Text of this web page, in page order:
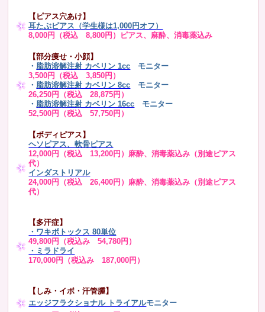
【ピアス穴あけ】
耳たぶピアス（学生様は1,000円オフ）
8,000円（税込 8,800円）ピアス、麻酔、消毒薬込み
【部分痩せ・小顔】
・ 脂肪溶解注射 カベリン 1cc モニター
3,500円（税込 3,850円）
・ 脂肪溶解注射 カベリン 8cc モニター
26,250円（税込 28,875円）
・ 脂肪溶解注射 カベリン 16cc
モニター
52,500円（税込 57,750円）
【ボディピアス】
ヘソピアス、軟骨ピアス
12,000円（税込 13,200円）麻酔、消毒薬込み（別途ピアス
代）
インダストリアル
24,000円（税込 26,400円）麻酔、消毒薬込み（別途ピアス
代）
【多汗症】
・ ワキボトックス 80単位
49,800円（税込み 54,780円）
・ミラドライ
170,000円（税込み 187,000円）
【しみ・イボ・汗管腫】
エッジフラクショナル トライアルモニター